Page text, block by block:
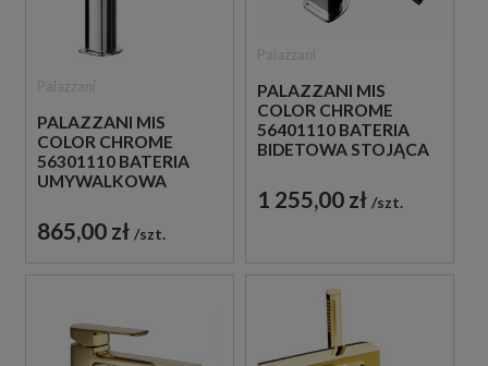
PALAZZANI MIS
COLOR CHROME
56301110 BATERIA
UMYWALKOWA
JEDNOUCHWYTOWA
CHROM
865,00 zł szt.
PALAZZANI MIS
COLOR CHROME
56401110 BATERIA
BIDETOWA STOJĄCA
CHROM
1 255,00 zł szt.